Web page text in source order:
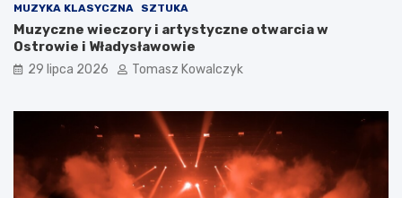
MUZYKA KLASYCZNA SZTUKA
Muzyczne wieczory i artystyczne otwarcia w
Ostrowie i Władysławowie
29 lipca 2026 Tomasz Kowalczyk